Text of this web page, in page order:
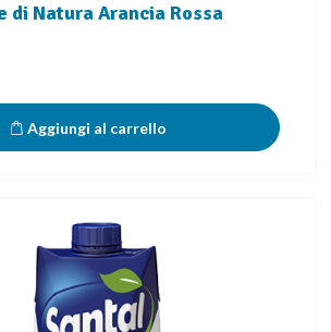
di Natura Arancia Rossa
Aggiungi al carrello